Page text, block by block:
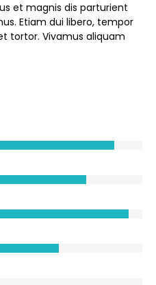
et magnis dis parturient
Etiam dui libero, tempor
tortor. Vivamus aliquam